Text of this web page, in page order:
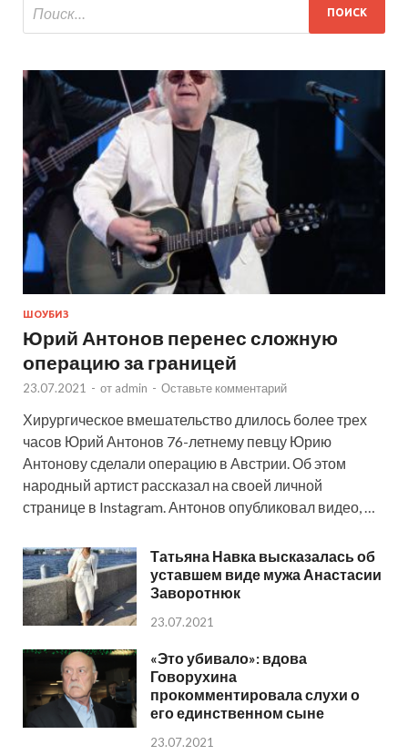
ШОУБИЗ
Юрий Антонов перенес сложную
операцию за границей
23.07.2021 - от admin - Оставьте комментарий
Хирургическое вмешательство длилось более трех
часов Юрий Антонов 76-летнему певцу Юрию
Антонову сделали операцию в Австрии. Об этом
народный артист рассказал на своей личной
странице в Instagram. Антонов опубликовал видео, …
Татьяна Навка высказалась об
уставшем виде мужа Анастасии
Заворотнюк
23.07.2021
«Это убивало»: вдова
Говорухина
прокомментировала слухи о
его единственном сыне
23.07.2021